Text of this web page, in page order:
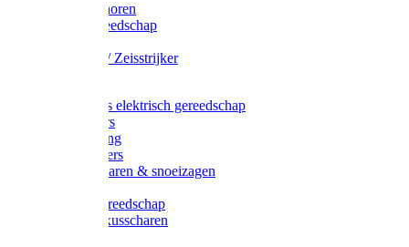
Zeis toebehoren
Baggergereedschap
Wetstenen / Zeisstrijker
Accessoires elektrisch gereedschap
Grasmaaiers
Tuinreiniging
Robotmaaiers
Heggenscharen & snoeizagen
Klussen gereedschap
Gras & buxusscharen